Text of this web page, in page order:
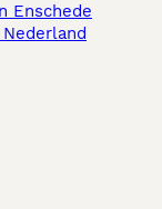
Enschede